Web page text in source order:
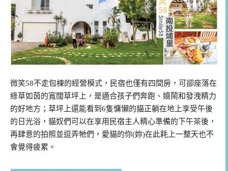
微笑58不走包棟的經營模式，民宿也僅有四間房，可卻座落在
綠草如茵的寬闊草坪上，是適合孩子們奔跑、嬉鬧和發洩精力
的好地方；草坪上還能看到6隻慵懶的貓正躺在地上享受午後
的日光浴，貓奴們可以在享用民宿主人精心準備的下午茶後，
再肆意的拍照並逗弄牠們，愛貓的你(妳)在此耗上一整天也不
會覺得疲累。